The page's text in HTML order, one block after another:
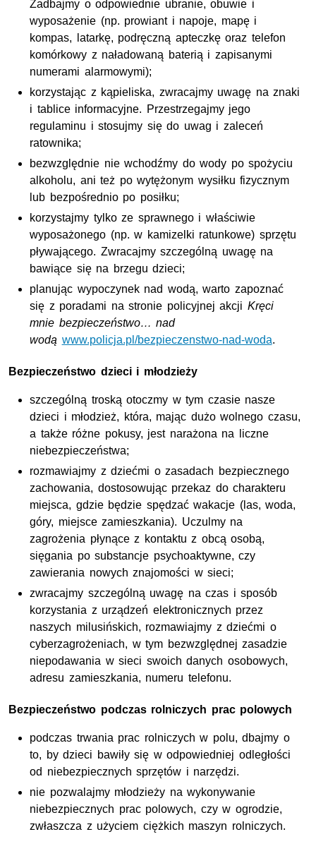
Zadbajmy o odpowiednie ubranie, obuwie i
wyposażenie (np. prowiant i napoje, mapę i
kompas, latarkę, podręczną apteczkę oraz telefon
komórkowy z naładowaną baterią i zapisanymi
numerami alarmowymi);
korzystając z kąpieliska, zwracajmy uwagę na znaki
i tablice informacyjne. Przestrzegajmy jego
regulaminu i stosujmy się do uwag i zaleceń
ratownika;
bezwzględnie nie wchodźmy do wody po spożyciu
alkoholu, ani też po wytężonym wysiłku fizycznym
lub bezpośrednio po posiłku;
korzystajmy tylko ze sprawnego i właściwie
wyposażonego (np. w kamizelki ratunkowe) sprzętu
pływającego. Zwracajmy szczególną uwagę na
bawiące się na brzegu dzieci;
planując wypoczynek nad wodą, warto zapoznać
się z poradami na stronie policyjnej akcji Kręci
mnie bezpieczeństwo… nad
wodą www.policja.pl/bezpieczenstwo-nad-woda.
Bezpieczeństwo dzieci i młodzieży
szczególną troską otoczmy w tym czasie nasze
dzieci i młodzież, która, mając dużo wolnego czasu,
a także różne pokusy, jest narażona na liczne
niebezpieczeństwa;
rozmawiajmy z dziećmi o zasadach bezpiecznego
zachowania, dostosowując przekaz do charakteru
miejsca, gdzie będzie spędzać wakacje (las, woda,
góry, miejsce zamieszkania). Uczulmy na
zagrożenia płynące z kontaktu z obcą osobą,
sięgania po substancje psychoaktywne, czy
zawierania nowych znajomości w sieci;
zwracajmy szczególną uwagę na czas i sposób
korzystania z urządzeń elektronicznych przez
naszych milusińskich, rozmawiajmy z dziećmi o
cyberzagrożeniach, w tym bezwzględnej zasadzie
niepodawania w sieci swoich danych osobowych,
adresu zamieszkania, numeru telefonu.
Bezpieczeństwo podczas rolniczych prac polowych
podczas trwania prac rolniczych w polu, dbajmy o
to, by dzieci bawiły się w odpowiedniej odległości
od niebezpiecznych sprzętów i narzędzi.
nie pozwalajmy młodzieży na wykonywanie
niebezpiecznych prac polowych, czy w ogrodzie,
zwłaszcza z użyciem ciężkich maszyn rolniczych.